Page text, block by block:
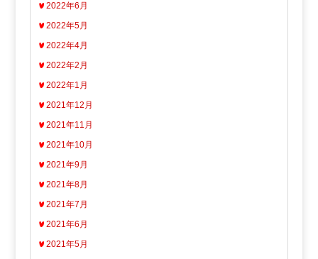
2022年6月
2022年5月
2022年4月
2022年2月
2022年1月
2021年12月
2021年11月
2021年10月
2021年9月
2021年8月
2021年7月
2021年6月
2021年5月